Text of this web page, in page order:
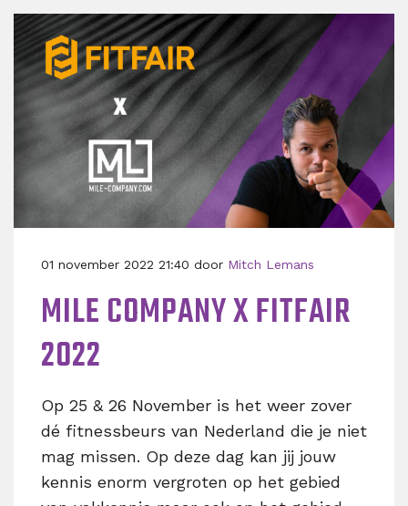
01 november 2022 21:40 door Mitch Lemans
MILE COMPANY X FITFAIR
2022
Op 25 & 26 November is het weer zover
dé fitnessbeurs van Nederland die je niet
mag missen. Op deze dag kan jij jouw
kennis enorm vergroten op het gebied